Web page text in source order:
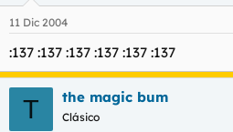
11 Dic 2004
:137 :137 :137 :137 :137 :137
T the magic bum
Clásico